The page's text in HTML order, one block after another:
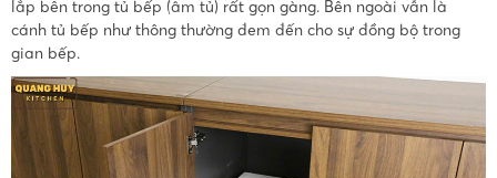
lắp bên trong tủ bếp (âm tủ) rất gọn gàng. Bên ngoài vẫn là
cánh tủ bếp như thông thường đem đến cho sự đồng bộ trong
gian bếp.